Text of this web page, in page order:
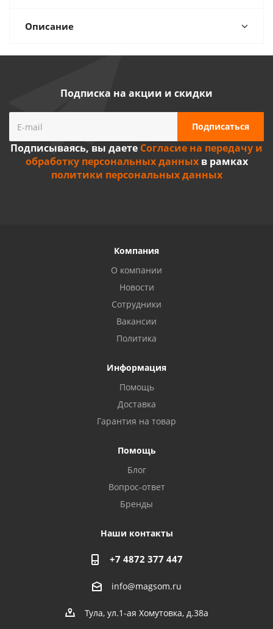
Описание
Подписка на акции и скидки
Подписываясь, вы даете Согласие на передачу и
обработку персональных данныхв рамках
политики персональных данных
Компания
О компании
Новости
Сотрудники
Вакансии
Политика
Информация
Помощь
Доставка
Гарантия на товар
Помощь
Блог
Вопрос-ответ
Бренды
Наши контакты
+7 4872 377 447
info@magsom.ru
Тула, ул.1-ая Хомутовка, д.38а